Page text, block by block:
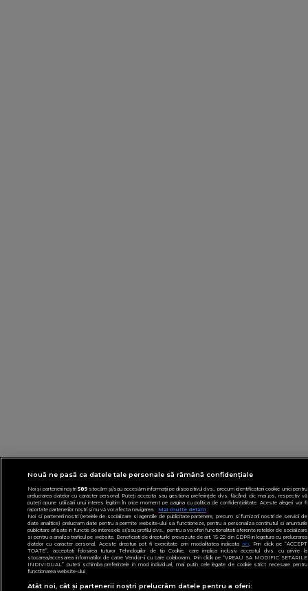
Nouă ne pasă ca datele tale personale să rămână confidențiale
Noi și partenerii noștri589stocăm și/sau accesăm informații pe dispozitivul dvs., precum identificatorii cookie unici pentru
prelucrarea datelor cu caracter personal. Puteți accepta sau gestiona preferințele dvs. făcând clic mai jos, respectiv vă
puteți opune utilizării unui interes legitim în orice moment pe pagina cu politica de confidențialitate. Aceste alegeri vor fi
raportate partenerilor noștri și nu vă vor afecta navigarea.
Mai multe detalii
Noi si partenerii nostri (retelele de socializare si agentiile de publicitate partenere, precum si furnizorii nostri de servicii de
date analitice) prelucram date pentru a permite website-ului sa functioneze, pentru a personaliza continutul si anunturile
publicitare afisate in functie de interesele si/sau profilul dvs., pentru a va oferi functionalitati aferente retelelor de socializare
si pentru a analiza traficul pe website. Beneficiati de drepturile prevazute de art. 15-22 din GDPR in legatura cu prelucrarea
datelor cu caracter personal. Aceste drepturi pot fi exercitate prin modalitatea indicata aici. Prin click pe “ACCEPT
TOATE”, acceptati folosirea tuturor Tehnologiilor de tip Cookie, care implica inclusiv acceptul dvs. cu privire la
stocarea/accesarea informatiilor de catre Vendor-ii cu care colaboram. Prin click pe “VREAU SA MODIFIC SETARILE
INDIVIDUAL” puteti schimba preferintele in mod individual, mai putin cele legate de cookie strict necesare pentru
functionarea website-ului.
Atât noi, cât și partenerii noștri prelucrăm datele pentru a oferi: